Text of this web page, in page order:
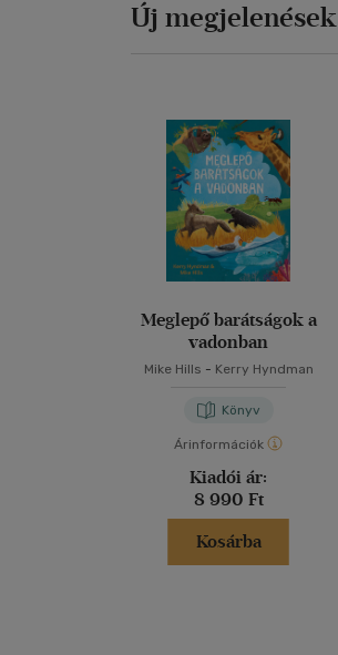
Új megjelenések
Meglepő barátságok a
vadonban
Mike Hills - Kerry Hyndman
Könyv
Árinformációk
Kiadói ár:
8 990 Ft
Kosárba